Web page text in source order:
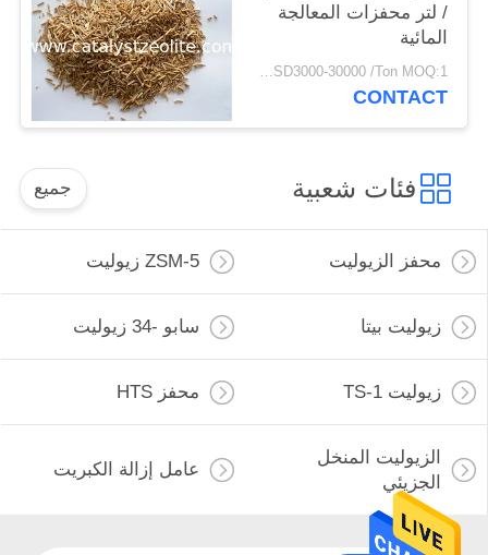
/ لتر محفزات المعالجة
المائية
USD3000-30000 /Ton MOQ:1 كغم
CONTACT
فئات شعبية جميع
محفز الزيوليت ZSM-5 زيوليت
زيوليت بيتا سابو -34 زيوليت
زيوليت TS-1 محفز HTS
الزيوليت المنخل
الجزيئي
عامل إزالة الكبريت